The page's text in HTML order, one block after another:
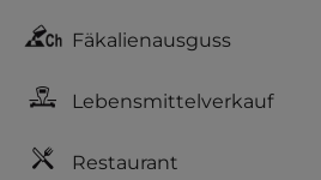
Fäkalienausguss
Lebensmittelverkauf
Restaurant